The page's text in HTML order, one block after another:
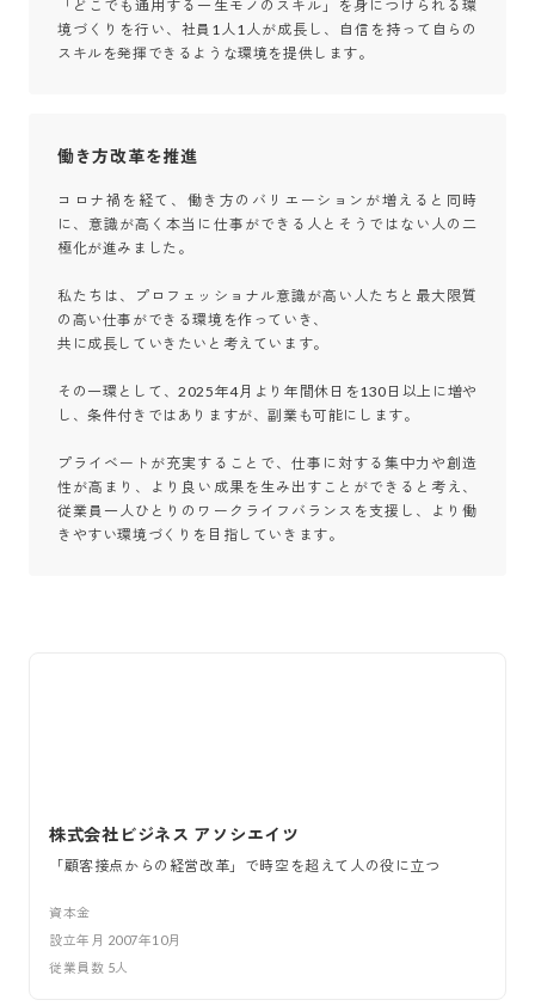
「どこでも通用する一生モノのスキル」を身につけられる環
境づくりを行い、社員1人1人が成長し、自信を持って自らの
スキルを発揮できるような環境を提供します。
働き方改革を推進
コロナ禍を経て、働き方のバリエーションが増えると同時
に、意識が高く本当に仕事ができる人とそうではない人の二
極化が進みました。
私たちは、プロフェッショナル意識が高い人たちと最大限質
の高い仕事ができる環境を作っていき、
共に成長していきたいと考えています。
その一環として、2025年4月より年間休日を130日以上に増や
し、条件付きではありますが、副業も可能にします。
プライベートが充実することで、仕事に対する集中力や創造
性が高まり、より良い成果を生み出すことができると考え、
従業員一人ひとりのワークライフバランスを支援し、より働
きやすい環境づくりを目指していきます。
株式会社ビジネス アソシエイツ
「顧客接点からの経営改革」で時空を超えて人の役に立つ
資本金
設立年月 2007年10月
従業員数 5人